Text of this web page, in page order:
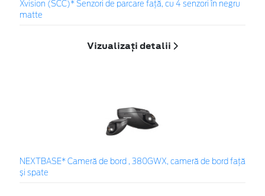
Xvision (SCC)* Senzori de parcare faţă, cu 4 senzori în negru
matte
Vizualizați detalii
NEXTBASE* Cameră de bord , 380GWX, cameră de bord față
și spate